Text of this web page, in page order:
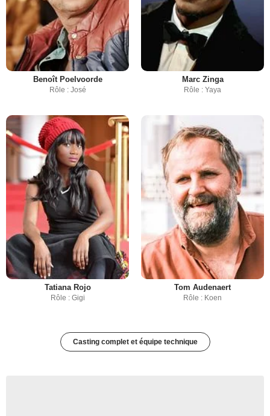
Benoît Poelvoorde
Rôle : José
Marc Zinga
Rôle : Yaya
Tatiana Rojo
Rôle : Gigi
Tom Audenaert
Rôle : Koen
Casting complet et équipe technique